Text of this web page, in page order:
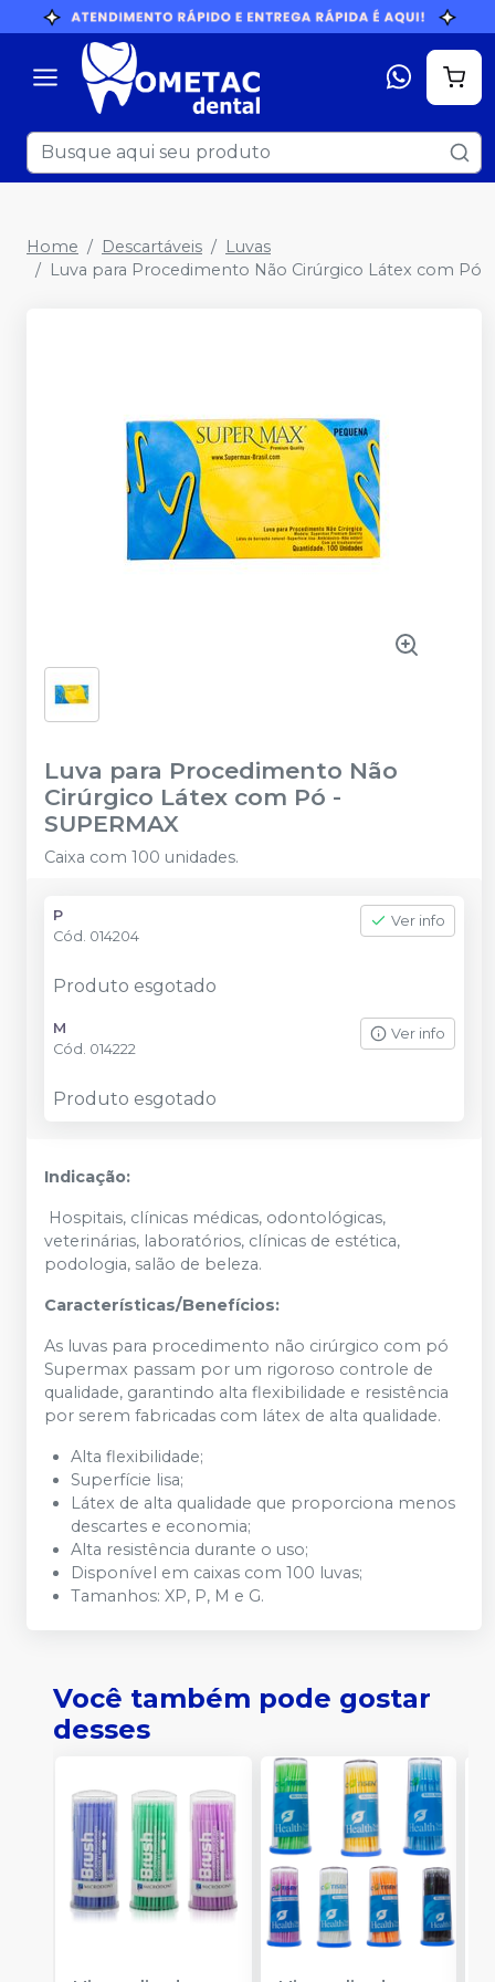
Home Descartáveis
Luvas
Luva para Procedimento Não Cirúrgico Látex com Pó
Luva para Procedimento Não
Cirúrgico Látex com Pó -
SUPERMAX
Caixa com 100 unidades.
P
Cód. 014204
Ver info
Produto esgotado
M
Cód. 014222
Ver info
Produto esgotado
Indicação:
Hospitais, clínicas médicas, odontológicas,
veterinárias, laboratórios, clínicas de estética,
podologia, salão de beleza.
Características/Benefícios:
As luvas para procedimento não cirúrgico com pó
Supermax passam por um rigoroso controle de
qualidade, garantindo alta flexibilidade e resistência
por serem fabricadas com látex de alta qualidade.
Alta flexibilidade;
Superfície lisa;
Látex de alta qualidade que proporciona menos
descartes e economia;
Alta resistência durante o uso;
Disponível em caixas com 100 luvas;
Tamanhos: XP, P, M e G.
Você também pode gostar
desses